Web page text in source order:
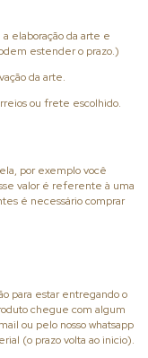
elaboração da arte e
estender o prazo.)
da arte.
ou frete escolhido.
por exemplo você
valor é referente à uma
é necessário comprar
para estar entregando o
chegue com algum
ou pelo nosso whatsapp
(o prazo volta ao inicio).